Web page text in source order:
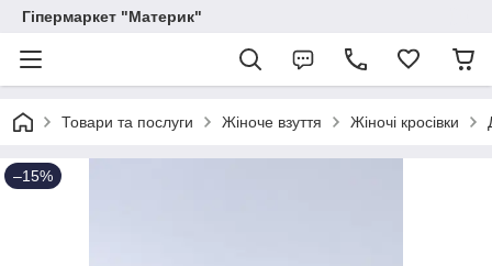
Гіпермаркет "Материк"
Товари та послуги Жіноче взуття Жіночі кросівки
–15%